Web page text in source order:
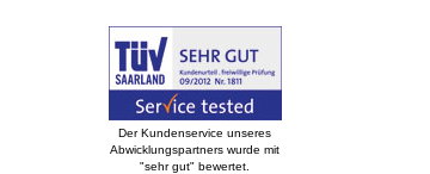
Der Kundenservice unseres
Abwicklungspartners wurde mit
"sehr gut" bewertet.